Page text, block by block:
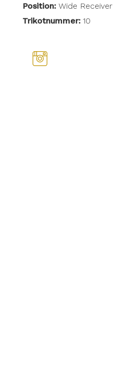
Position:Wide Receiver
Trikotnummer: 10